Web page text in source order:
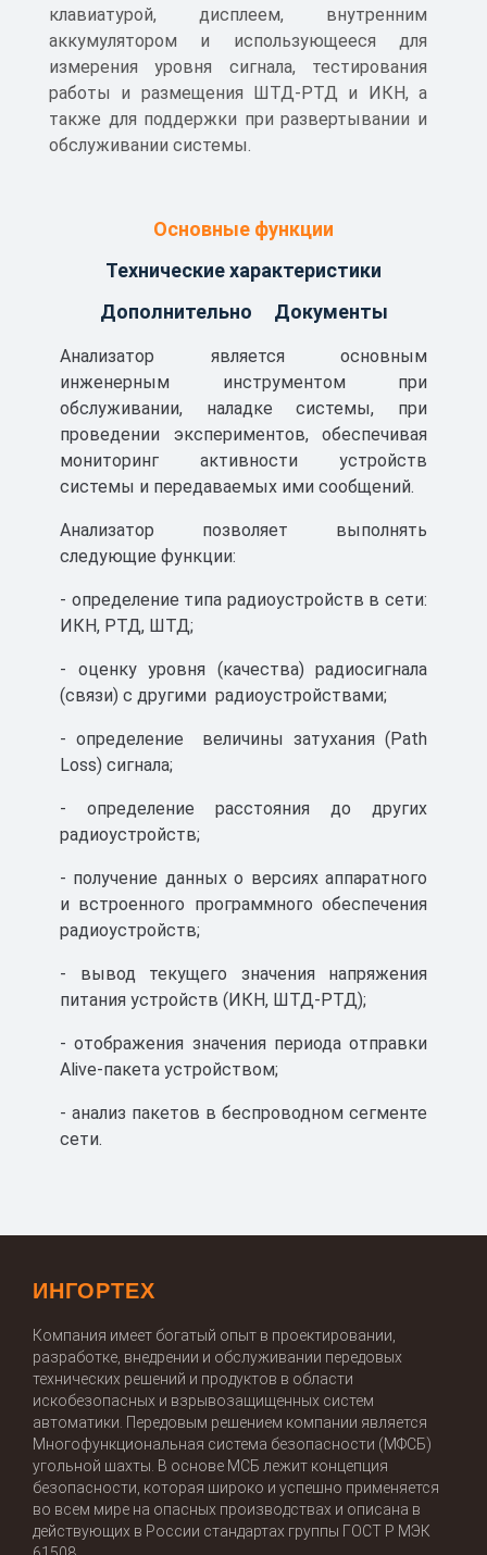
клавиатурой, дисплеем, внутренним
аккумулятором и использующееся для
измерения уровня сигнала, тестирования
работы и размещения ШТД-РТД и ИКН, а
также для поддержки при развертывании и
обслуживании системы.
Основные функции
Технические характеристики
Дополнительно
Документы
Анализатор является основным
инженерным инструментом при
обслуживании, наладке системы, при
проведении экспериментов, обеспечивая
мониторинг активности устройств
системы и передаваемых ими сообщений.
Анализатор позволяет выполнять
следующие функции:
- определение типа радиоустройств в сети:
ИКН, РТД, ШТД;
- оценку уровня (качества) радиосигнала
(связи) с другими радиоустройствами;
- определение величины затухания (Path
Loss) сигнала;
- определение расстояния до других
радиоустройств;
- получение данных о версиях аппаратного
и встроенного программного обеспечения
радиоустройств;
- вывод текущего значения напряжения
питания устройств (ИКН, ШТД-РТД);
- отображения значения периода отправки
Alive-пакета устройством;
- анализ пакетов в беспроводном сегменте
сети.
Сертификат соответствия ТР
ТС 012/2011 СМС “ИСЕТЬ”
Скачать
ИНГОРТЕХ
Компания имеет богатый опыт в проектировании,
разработке, внедрении и обслуживании передовых
технических решений и продуктов в области
искобезопасных и взрывозащищенных систем
автоматики. Передовым решением компании является
Многофункциональная система безопасности (МФСБ)
угольной шахты. В основе МСБ лежит концепция
безопасности, которая широко и успешно применяется
во всем мире на опасных производствах и описана в
действующих в России стандартах группы ГОСТ Р МЭК